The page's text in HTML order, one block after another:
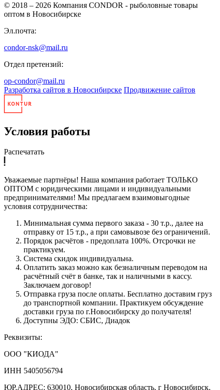
© 2018 – 2026 Компания CONDOR - рыболовные товары
оптом в Новосибирске
Эл.почта:
condor-nsk@mail.ru
Отдел претензий:
op-condor@mail.ru
Разработка сайтов в Новосибирске Продвижение сайтов
Условия работы
Распечатать
Уважаемые партнёры! Наша компания работает ТОЛЬКО
ОПТОМ с юридическими лицами и индивидуальными
предпринимателями! Мы предлагаем взаимовыгодные
условия сотрудничества:
Минимальная сумма первого заказа - 30 т.р., далее на
отправку от 15 т.р., а при самовывозе без ограничений.
Порядок расчётов - предоплата 100%. Отсрочки не
практикуем.
Система скидок индивидуальна.
Оплатить заказ можно как безналичным переводом на
расчётный счёт в банке, так и наличными в кассу.
Заключаем договор!
Отправка груза после оплаты. Бесплатно доставим груз
до транспортной компании. Практикуем обсуждение
доставки груза по г.Новосибирску до получателя!
Доступны ЭДО: СБИС, Диадок
Реквизиты:
ООО "КИОДА"
ИНН 5405056794
ЮР.АДРЕС: 630010, Новосибирская область, г Новосибирск,